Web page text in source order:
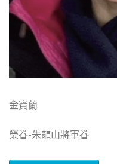
金寶蘭
榮眷-朱龍山將軍眷